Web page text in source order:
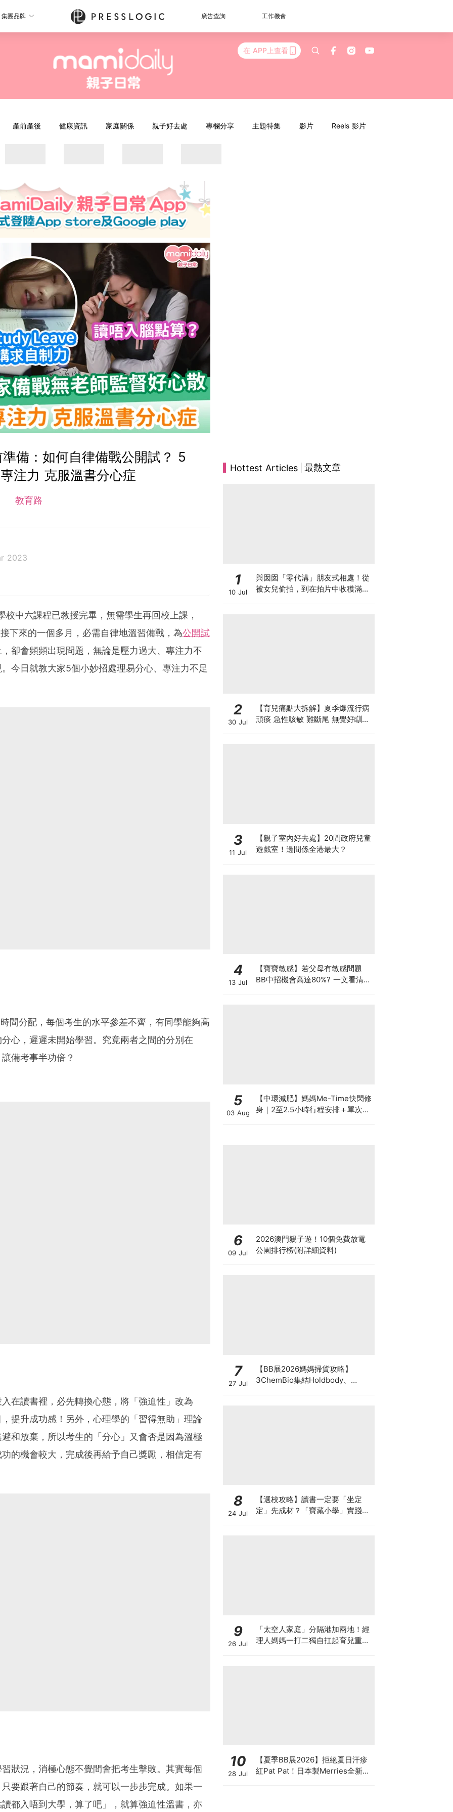
集團品牌 廣告查詢 工作機會
在 APP上查看
產前產後 健康資訊 家庭關係 親子好去處 專欄分享 主題特集 影片 Reels 影片
備：如何自律備戰公開試？ 5
注力 克服溫書分心症
教育路
2023
中六課程已教授完畢，無需學生再回校上課，
下來的一個多月，必需自律地溫習備戰，為公開試
卻會頻頻出現問題，無論是壓力過大、專注力不
今日就教大家5個小妙招處理易分心、專注力不足
間分配，每個考生的水平參差不齊，有同學能夠高
心，遲遲未開始學習。究竟兩者之間的分別在
備考事半功倍？
在讀書裡，必先轉換心態，將「強迫性」改為
提升成功感！另外，心理學的「習得無助」理論
和放棄，所以考生的「分心」又會否是因為溫極
的機會較大，完成後再給予自己獎勵，相信定有
狀況，消極心態不覺間會把考生擊敗。其實每個
要跟著自己的節奏，就可以一步步完成。如果一
都入唔到大學，算了吧」，就算強迫性溫書，亦
Hottest Articles 最熱文章
1
10 Jul
與囡囡「零代溝」朋友式相處！從
被女兒偷拍，到在拍片中收穫滿足
2
30 Jul
【育兒痛點大拆解】夏季爆流行病
頑痰 急性咳敏 難斷尾 無覺好瞓？
3
11 Jul
【親子室內好去處】20間政府兒童
遊戲室！邊間係全港最大？
4
13 Jul
【寶寶敏感】若父母有敏感問題
BB中招機會高達80%? 一文看清預
5
03 Aug
【中環減肥】媽媽Me-Time快閃修
身｜2至2.5小時行程安排＋單次收
6
09 Jul
2026澳門親子遊！10個免費放電
公園排行榜(附詳細資料)
7
27 Jul
【BB展2026媽媽掃貨攻略】
3ChemBio集結Holdbody、
8
24 Jul
【選校攻略】讀書一定要「坐定
定」先成材？「寶藏小學」實踐動
9
26 Jul
「太空人家庭」分隔港加兩地！經
理人媽媽一打二獨自扛起育兒重
10
28 Jul
【夏季BB展2026】拒絕夏日汗疹
紅Pat Pat！日本製Merries全新超